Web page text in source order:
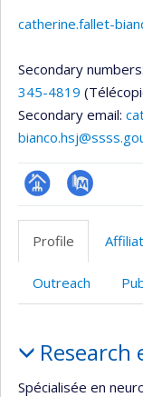
catherine.fallet-
Secondary numbers:
345-4819
Secondary email:
Page
professionnelle
PubMed
Profile
Outreach
Research
Spécialisée en